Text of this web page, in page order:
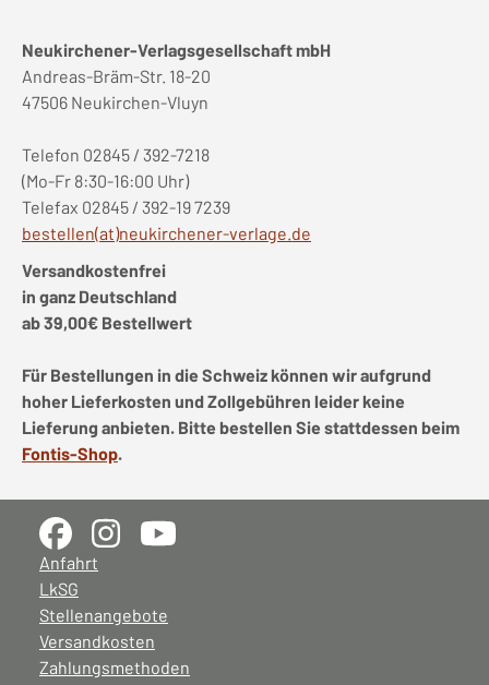
Neukirchener-Verlagsgesellschaft mbH
Andreas-Bräm-Str. 18-20
47506 Neukirchen-Vluyn
Telefon 02845 / 392-7218
(Mo-Fr 8:30-16:00 Uhr)
Telefax 02845 / 392-19 7239
bestellen(at)neukirchener-verlage.de
Versandkostenfrei
in ganz Deutschland
ab 39,00€ Bestellwert
Für Bestellungen in die Schweiz können wir aufgrund
hoher Lieferkosten und Zollgebühren leider keine
Lieferung anbieten. Bitte bestellen Sie stattdessen beim
Fontis-Shop.
Anfahrt
LkSG
Stellenangebote
Versandkosten
Zahlungsmethoden